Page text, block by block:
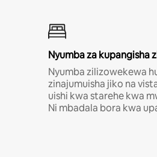
Nyumba za kupangisha
Nyumba zilizowekewa
zinajumuisha jiko na
uishi kwa starehe kwa
Ni mbadala bora kwa